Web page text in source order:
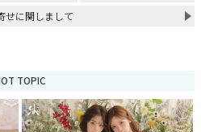
せに関しまして
TOPIC